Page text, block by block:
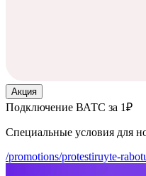
Акция
Подключение ВАТС за 1₽
Специальные условия для
/promotions/protestiruyte-